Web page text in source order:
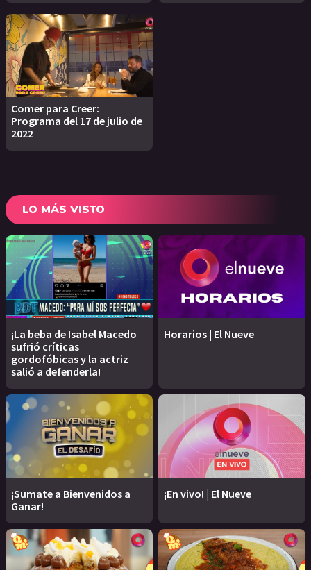
Comer para Creer:
Programa del 17 de julio de
2022
LO MÁS VISTO
¡La beba de Isabel Macedo
sufrió críticas
gordofóbicas y la actriz
salió a defenderla!
Horarios | El Nueve
¡Sumate a Bienvenidos a
Ganar!
¡En vivo! | El Nueve